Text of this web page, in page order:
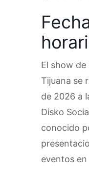
El show de
Tijuana se
de 2026 a
Disko
conocido
eventos